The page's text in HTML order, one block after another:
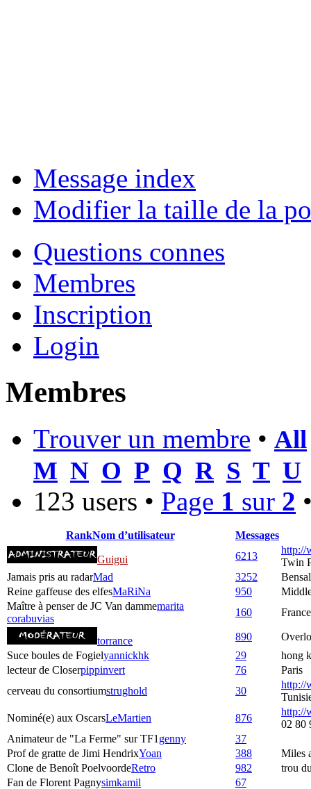
Message index
Modifier la taille de la
Questions connes
Membres
Inscription
Login
Membres
Trouver un membre • All
M N O P Q R S T U
123 users • Page 1 sur 2
RankNom d’utilisateur Messages
Guigui 6213
http://
Twin
Jamais pris au radarMad 3252
Reine gaffeuse des elfesMaRiNa 950
Maître à penser de JC Van dammemarita
corabuvias
160
torrance 890
Suce boules de Fogielyannickhk 29
hong
lecteur de Closerpippinvert 76
Paris
cerveau du consortiumstrughold 30
http://
Nominé(e) aux OscarsLeMartien 876
http://
02 80
Animateur de "La Ferme" sur TF1 genny
37
Prof de gratte de Jimi HendrixYoan 388
Miles
Clone de Benoît PoelvoordeRetro 982
trou
Fan de Florent Pagnysimkamil
67